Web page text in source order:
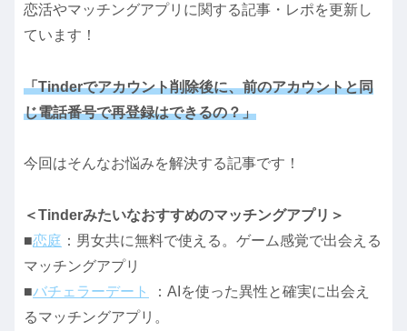
恋活やマッチングアプリに関する記事・レポを更新し
ています！
「Tinderでアカウント削除後に、前のアカウントと同
じ電話番号で再登録はできるの？」
今回はそんなお悩みを解決する記事です！
＜Tinderみたいなおすすめのマッチングアプリ＞
■恋庭 ：男女共に無料で使える。ゲーム感覚で出会える
マッチングアプリ
■バチェラーデート
：AIを使った異性と確実に出会え
るマッチングアプリ。